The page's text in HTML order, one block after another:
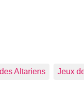
Altariens Jeux